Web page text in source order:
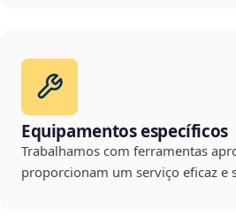
Equipamentos específicos
Trabalhamos com ferramentas
proporcionam um serviço eficaz e